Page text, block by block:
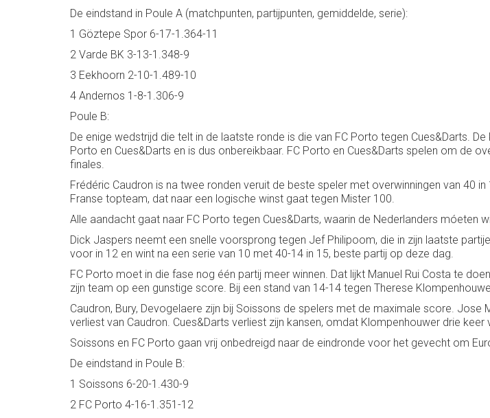
De eindstand in Poule A (matchpunten, partijpunten, gemiddelde, serie):
1 Göztepe Spor 6-17-1.364-11
2 Varde BK 3-13-1.348-9
3 Eekhoorn 2-10-1.489-10
4 Andernos 1-8-1.306-9
Poule B:
De enige wedstrijd die telt in de laatste ronde is die van FC Porto tegen Cues&Darts.
Porto en Cues&Darts en is dus onbereikbaar. FC Porto en Cues&Darts spelen om de
finales.
Frédéric Caudron is na twee ronden veruit de beste speler met overwinningen van 40
Franse topteam, dat naar een logische winst gaat tegen Mister 100.
Alle aandacht gaat naar FC Porto tegen Cues&Darts, waarin de Nederlanders
Dick Jaspers neemt een snelle voorsprong tegen Jef Philipoom, die in zijn laatste
voor in 12 en wint na een serie van 10 met 40-14 in 15, beste partij op deze dag.
FC Porto moet in die fase nog één partij meer winnen. Dat lijkt Manuel Rui Costa te
zijn team op een gunstige score. Bij een stand van 14-14 tegen Therese
Caudron, Bury, Devogelaere zijn bij Soissons de spelers met de maximale score.
verliest van Caudron. Cues&Darts verliest zijn kansen, omdat Klompenhouwer drie
Soissons en FC Porto gaan vrij onbedreigd naar de eindronde voor het gevecht om
De eindstand in Poule B:
1 Soissons 6-20-1.430-9
2 FC Porto 4-16-1.351-12